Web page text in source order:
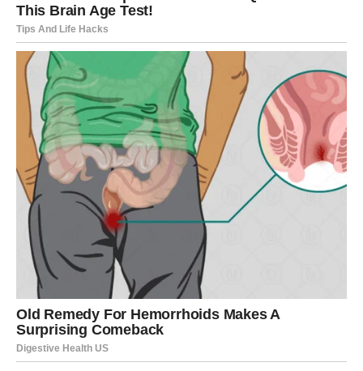
kada osjeti da nisi dobro. U poruci koja stigne baš onda
kada ti je najpotrebnija. U zagrljaju koji govori više od bilo
koje rečenice. U spremnosti da ostavi svoje obaveze
kako bi bio uz tebe kada prolaziš kroz težak period.
Upravo takve sitnice stvaraju uspomene koje traju cijeli
život.
Postoje prijateljstva koja s vremenom izblijede. Ljudi se
udalje, promijene gradove, poslove ili životne prioritete.
Međutim, pravo kumstvo ne zavisi od udaljenosti niti od
toga koliko se često viđate. Dovoljno je znati da postoji
osoba koju možeš nazvati u bilo koje doba dana ili noći i
biti siguran da će učiniti sve što može da ti pomogne.
Takva sigurnost nema cijenu.
Kumstvo je i podsjetnik da nijedan čovjek ne može sam
proći kroz život. Svima nam je potrebna osoba kojoj